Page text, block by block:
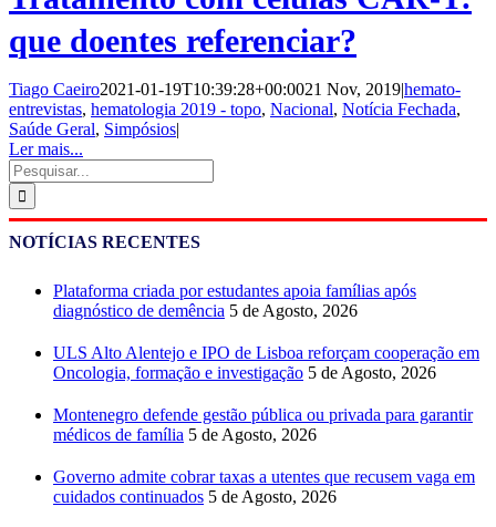
que doentes referenciar?
Tiago Caeiro2021-01-19T10:39:28+00:0021 Nov, 2019|hemato-
entrevistas, hematologia 2019 - topo, Nacional, Notícia Fechada,
Saúde Geral, Simpósios|
Ler mais...
Pesquisar
NOTÍCIAS RECENTES
Plataforma criada por estudantes apoia famílias após
diagnóstico de demência 5 de Agosto, 2026
ULS Alto Alentejo e IPO de Lisboa reforçam cooperação em
Oncologia, formação e investigação 5 de Agosto, 2026
Montenegro defende gestão pública ou privada para garantir
médicos de família 5 de Agosto, 2026
Governo admite cobrar taxas a utentes que recusem vaga em
cuidados continuados 5 de Agosto, 2026